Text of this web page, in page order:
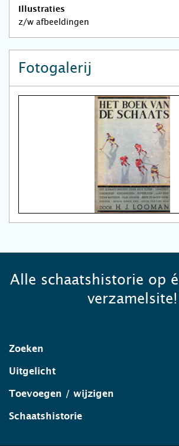
Illustraties
z/w afbeeldingen
Fotogalerij
Alle schaatshistorie op
verzamelsite!
Zoeken
Uitgelicht
Toevoegen / wijzigen
Schaatshistorie